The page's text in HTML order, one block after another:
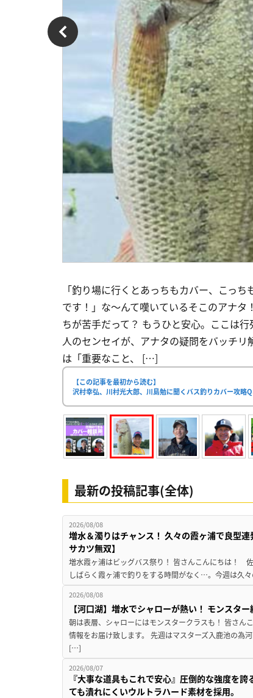
「釣り場に行くとあっちもカバー、こっ
です！」な～んて嘆いているそこのアナ
ちが苦手だって？ もうひと安心。ここは
人のセンセイが、アナタの疑問をバッチ
は「重要なこと、 […]
【この記事を最初から読む】
沢村幸弘、川村光大郎、川島勉に聞くバス釣りカバー攻略
最新の投稿記事(全体)
2026/08/08
増水＆濁りはチャンス！ 久々の霞ヶ浦で良型
サカツ無双】
増水霞ヶ浦はビッグバス祭り！ 皆さんこんにちは！
しばらく霞ヶ浦で釣りをする時間がなく…。今週は久
2026/08/08
【河口湖】増水でシャローが熱い！ モンスタ
朝は表層、シャローにはモンスタークラスも！ 皆さん
情報をお届け致します。 先週はマスターズ入鹿池の為
[…]
2026/08/07
『大事な道具もこれで安心』圧倒的な強度を
ても潰れにくいウルトラハード素材を採用。